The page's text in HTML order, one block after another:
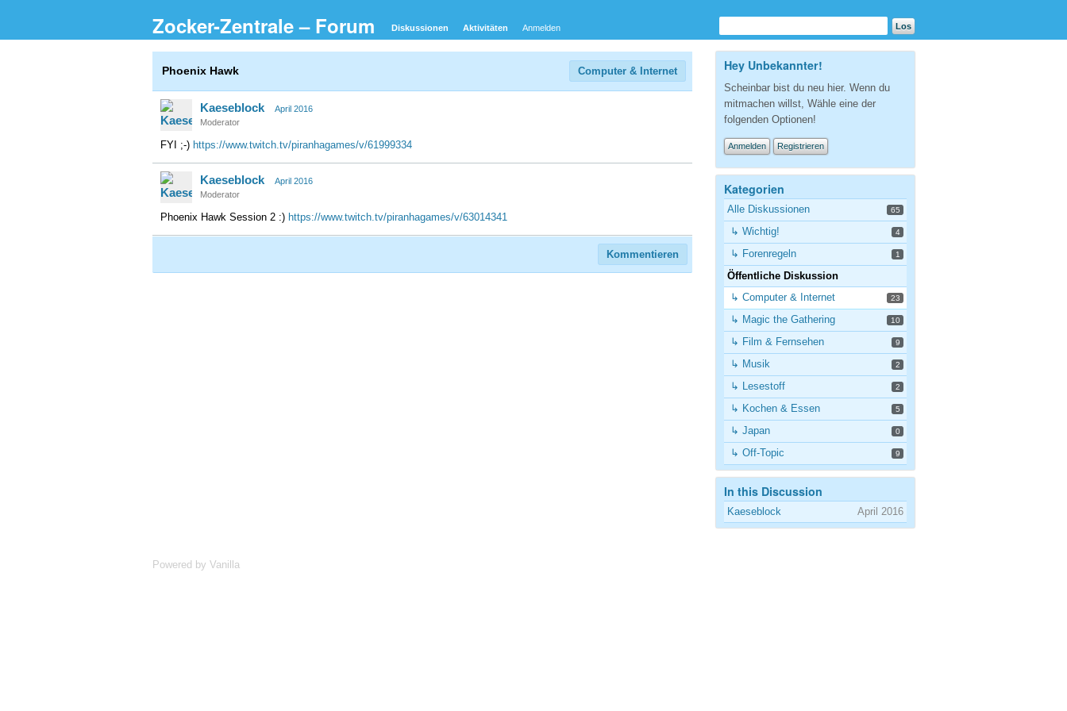
Zocker-Zentrale – Forum Diskussionen Aktivitäten Anmelden
Computer & Internet
Phoenix Hawk
Kaeseblock
April 2016
Moderator
FYI ;-) https://www.twitch.tv/piranhagames/v/61999334
Kaeseblock
April 2016
Moderator
Phoenix Hawk Session 2 :) https://www.twitch.tv/piranhagames/v/63014341
Kommentieren
Hey Unbekannter!
Scheinbar bist du neu hier. Wenn du
mitmachen willst, Wähle eine der
folgenden Optionen!
Anmelden Registrieren
Kategorien
Alle Diskussionen 65
↳ Wichtig! 4
↳ Forenregeln 1
Öffentliche Diskussion
↳ Computer & Internet
23
↳ Magic the Gathering 10
↳ Film & Fernsehen 9
↳ Musik 2
↳ Lesestoff 2
↳ Kochen & Essen 5
↳ Japan 0
↳ Off-Topic 9
In this Discussion
Kaeseblock April 2016
Powered by Vanilla